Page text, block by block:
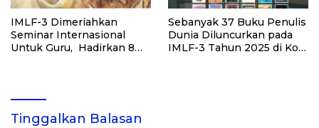
IMLF-3 Dimeriahkan
Seminar Internasional
Untuk Guru, Hadirkan 8
Sebanyak 37 Buku Penulis
Dunia Diluncurkan pada
IMLF-3 Tahun 2025 di Kota
Tinggalkan Balasan